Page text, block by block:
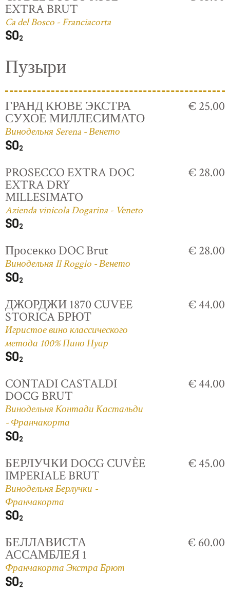
EXTRA BRUT
Ca del Bosco - Franciacorta
Пузыри
ГРАНД КЮВЕ ЭКСТРА
СУХОЕ МИЛЛЕСИМАТО
Винодельня Serena - Венето
€ 25.00
PROSECCO EXTRA DOC
EXTRA DRY
MILLESIMATO
Azienda vinicola Dogarina - Veneto
€ 28.00
Просекко DOC Brut
Винодельня Il Roggio - Венето
€ 28.00
ДЖОРДЖИ 1870 CUVEE
STORICA БРЮТ
Игристое вино классического
метода 100% Пино Нуар
€ 44.00
CONTADI CASTALDI
DOCG BRUT
Винодельня Контади Кастальди
- Франчакорта
€ 44.00
БЕРЛУЧКИ DOCG CUVÈE
IMPERIALE BRUT
Винодельня Берлучки -
Франчакорта
€ 45.00
БЕЛЛАВИСТА
АССАМБЛЕЯ 1
Франчакорта Экстра Брют
€ 60.00